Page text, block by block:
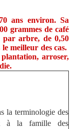
ans environ. Sa
grammes de café
par arbre, de 0,50
meilleur des cas.
arroser,
la terminologie des
à la famille des